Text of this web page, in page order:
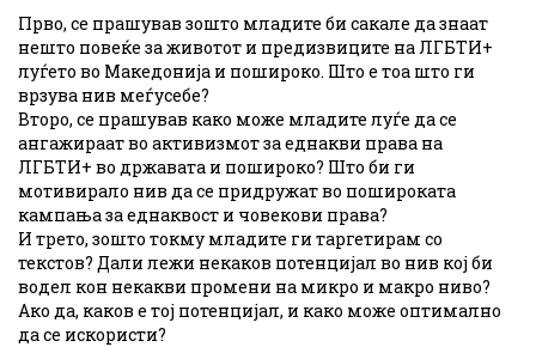
Прво, се прашував зошто младите би сакале да знаат
нешто повеќе за животот и предизвиците на ЛГБТИ+
луѓето во Македонија и пошироко. Што е тоа што ги
врзува нив меѓусебе?
Второ, се прашував како може младите луѓе да се
ангажираат во активизмот за еднакви права на
ЛГБТИ+ во државата и пошироко? Што би ги
мотивирало нив да се придружат во пошироката
кампања за еднаквост и човекови права?
И трето, зошто токму младите ги таргетирам со
текстов? Дали лежи некаков потенцијал во нив кој би
водел кон некакви промени на микро и макро ниво?
Ако да, каков е тој потенцијал, и како може оптимално
да се искористи?